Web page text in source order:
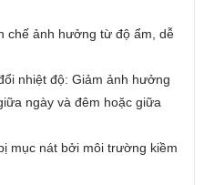
chế ảnh hưởng từ độ ẩm, dễ
nhiệt độ: Giảm ảnh hưởng
ngày và đêm hoặc giữa
mục nát bởi môi trường kiềm